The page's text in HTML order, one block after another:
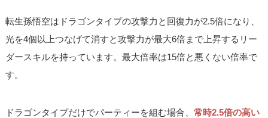
転生孫悟空はドラゴンタイプの攻撃力と回復力が2.5倍になり、
光を4個以上つなげて消すと攻撃力が最大6倍まで上昇するリー
ダースキルを持っています。最大倍率は15倍と悪くない倍率で
す。
ドラゴンタイプだけでパーティーを組む場合、常時2.5倍の高い